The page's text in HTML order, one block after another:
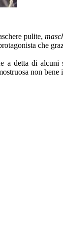
pulite,
che
detta di
non